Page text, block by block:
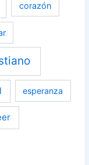
corazón
esperanza